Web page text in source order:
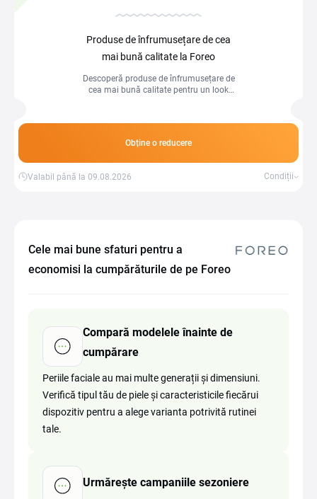
Produse de înfrumusețare de cea
mai bună calitate la Foreo
Descoperă produse de înfrumusețare de
cea mai bună calitate pentru un look
Obține o reducere
Valabil până la 09.08.2026 Condiții
Cele mai bune sfaturi pentru a
economisi la cumpărăturile de pe Foreo
Compară modelele înainte de
cumpărare
Periile faciale au mai multe generații și dimensiuni.
Verifică tipul tău de piele și caracteristicile fiecărui
dispozitiv pentru a alege varianta potrivită rutinei
tale.
Urmărește campaniile sezoniere